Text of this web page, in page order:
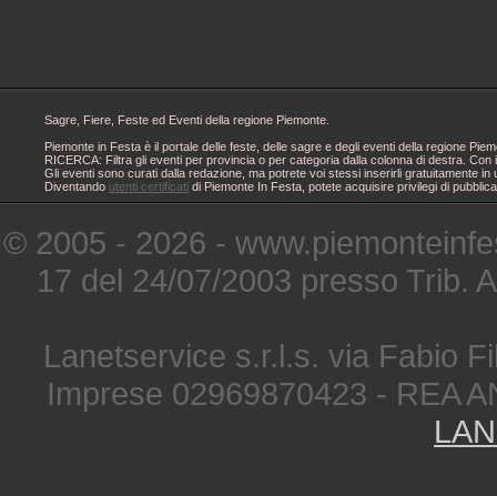
Sagre, Fiere, Feste ed Eventi della regione Piemonte.
Piemonte in Festa è il portale delle feste, delle sagre e degli eventi della regione
RICERCA: Filtra gli eventi per provincia o per categoria dalla colonna di destra.
Gli eventi sono curati dalla redazione, ma potrete voi stessi inserirli gratuitamente
Diventando utenti certificati di Piemonte In Festa, potete acquisire privilegi di
© 2005 - 2026 -
17 del 24/07/2003 presso Trib.
Lanetservice s.r.l.s. via Fabio
Imprese 02969870423 - REA